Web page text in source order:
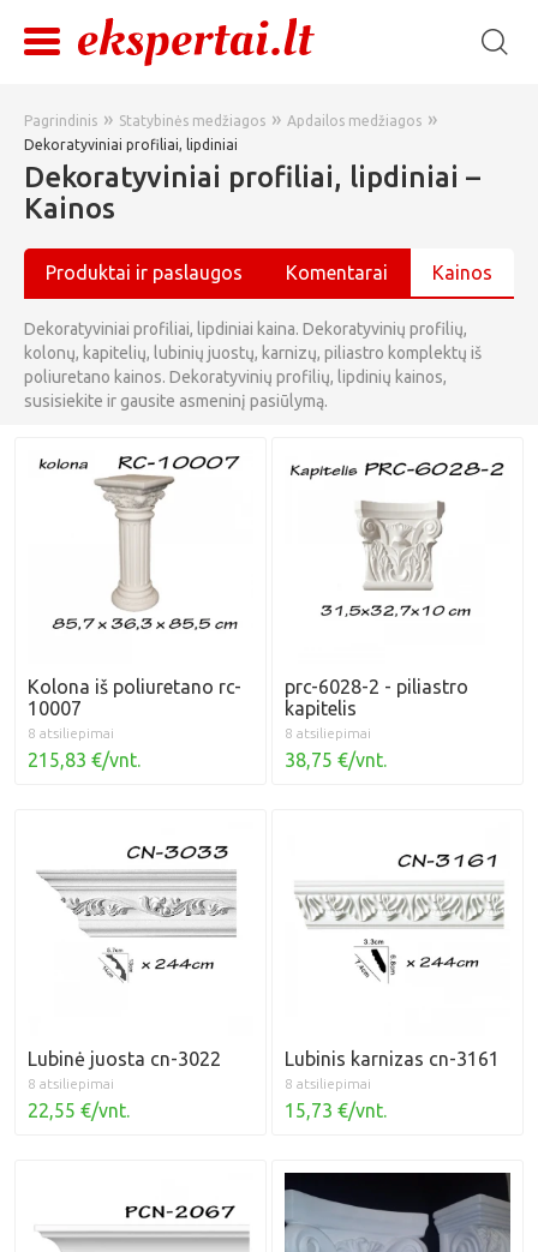
Pagrindinis » Statybinės medžiagos » Apdailos medžiagos »
Dekoratyviniai profiliai, lipdiniai
Dekoratyviniai profiliai, lipdiniai –
Kainos
Produktai ir paslaugos Komentarai Kainos
Dekoratyviniai profiliai, lipdiniai kaina. Dekoratyvinių profilių,
kolonų, kapitelių, lubinių juostų, karnizų, piliastro komplektų iš
poliuretano kainos. Dekoratyvinių profilių, lipdinių kainos,
susisiekite ir gausite asmeninį pasiūlymą.
Kolona iš poliuretano rc-
10007
8 atsiliepimai
215,83 €/vnt.
prc-6028-2 - piliastro
kapitelis
8 atsiliepimai
38,75 €/vnt.
Lubinė juosta cn-3022
8 atsiliepimai
22,55 €/vnt.
Lubinis karnizas cn-3161
8 atsiliepimai
15,73 €/vnt.